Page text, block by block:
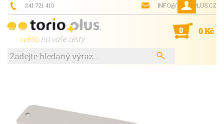
241 721 410 INFO@TORIOPLUS.CZ
0 0 Kč